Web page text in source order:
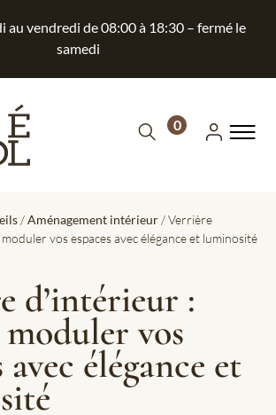
au vendredi de 08:00 à 18:30 – fermé le
samedi
0
/Aménagement intérieur / Verrière
vos espaces avec élégance et luminosité
d’intérieur :
moduler vos
avec élégance et